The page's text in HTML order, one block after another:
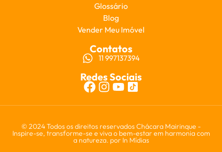
Glossário
Blog
Vender Meu Imóvel
Contatos
11 997137394
Redes Sociais
© 2024 Todos os direitos reservados Chácara Mairinque -
Inspire-se, transforme-se e viva o bem-estar em harmonia com
a natureza. por In Mídias